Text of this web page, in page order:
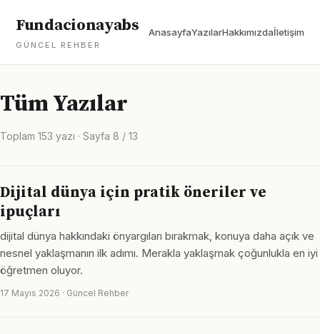
Fundacionayabs
GÜNCEL REHBER
AnasayfaYazılarHakkımızdaİletişim
Tüm Yazılar
Toplam 153 yazı · Sayfa 8 / 13
Dijital dünya için pratik öneriler ve
ipuçları
dijital dünya hakkındaki önyargıları bırakmak, konuya daha açık ve
nesnel yaklaşmanın ilk adımı. Merakla yaklaşmak çoğunlukla en iyi
öğretmen oluyor.
17 Mayıs 2026 · Güncel Rehber